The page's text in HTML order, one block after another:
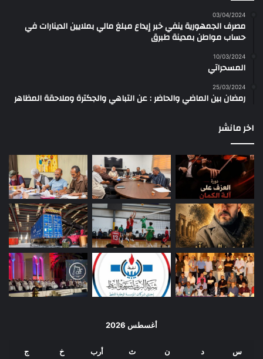
03/04/2024
مصرف الجمهورية ينفي خبر إيداع مبلغ مالي بملايين الدينارات في
حساب مواطن بمدينة طبرق
10/03/2024
المسحراتي
25/03/2024
رمضان بين الماضي والحاضر : عن التباهي والجكترة وملاحقة المظاهر
اخر مانشر
أغسطس 2026
س د ن ث أرب خ ج